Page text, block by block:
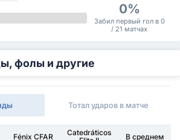
0%
Забил первый гол в 0
/ 21 матчах
фолы и другие
Тотал ударов в матче
Fénix CFAR
Catedráticos
В среднем